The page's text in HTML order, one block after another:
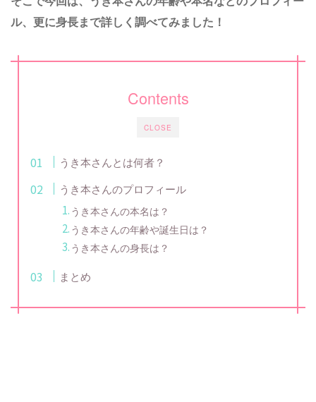
ル、更に身長まで詳しく調べてみました！
CLOSE
Contents
うき本さんとは何者？
うき本さんのプロフィール
うき本さんの本名は？
うき本さんの年齢や誕生日は？
うき本さんの身長は？
まとめ